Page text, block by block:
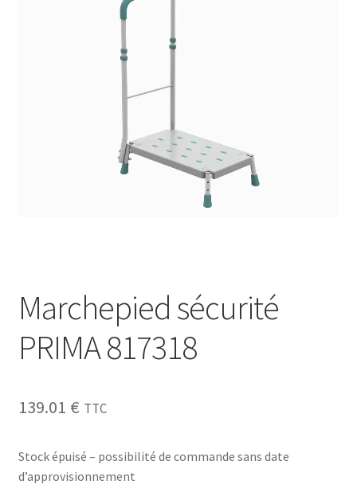
Accessoires Salle de bain
Vêtements & Chaussures
Marchepied sécurité
PRIMA 817318
139.01 € TTC
Stock épuisé – possibilité de commande sans date
d’approvisionnement